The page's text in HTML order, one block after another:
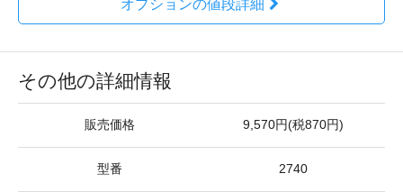
オプションの値段詳細
その他の詳細情報
販売価格 9,570円(税870円)
型番 2740